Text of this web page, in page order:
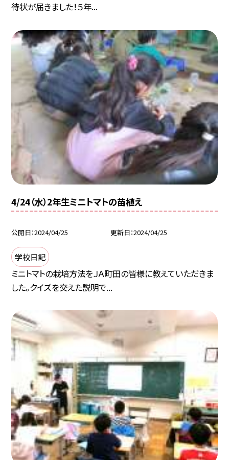
待状が届きました！５年...
4/24（水）2年生ミニトマトの苗植え
公開日 2024/04/25 更新日 2024/04/25
学校日記
ミニトマトの栽培方法をＪＡ町田の皆様に教えていただきま
した。クイズを交えた説明で...